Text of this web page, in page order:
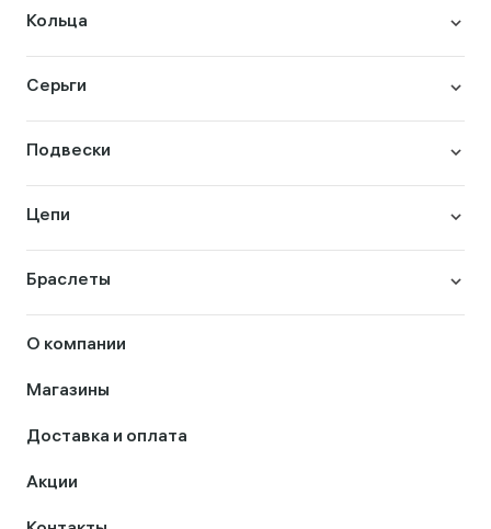
Кольца
Серьги
Подвески
Цепи
Браслеты
О компании
Магазины
Доставка и оплата
Акции